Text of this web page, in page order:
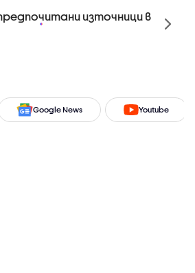
източници в
Google News Youtube